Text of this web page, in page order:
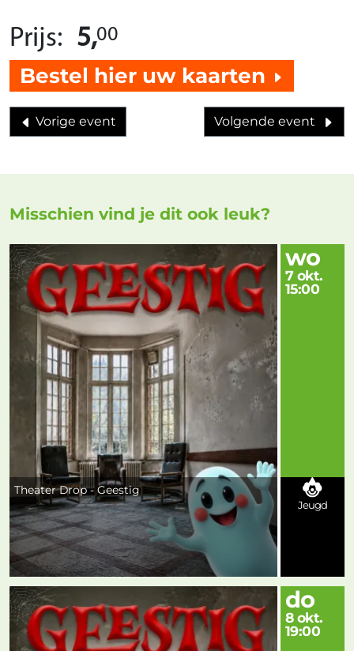
Prijs: 5,00
Bestel hier uw kaarten
Vorige event Volgende event
Misschien vind je dit ook leuk?
Theater Drop - Geestig
wo
7 okt.
15:00
Jeugd
do
8 okt.
19:00